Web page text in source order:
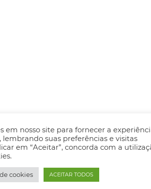
em nosso site para fornecer a
lembrando suas preferências e visitas
em “Aceitar”, concorda com a
cookies ACEITAR TODOS